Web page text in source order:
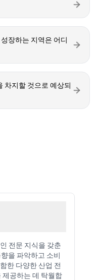
장하는 지역은 어디
차지할 것으로 예상되
전문 지식을 갖춘
을 파악하고 소비
한 다양한 산업 전
제공하는 데 탁월합